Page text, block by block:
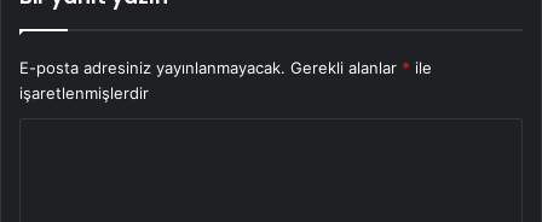
E-posta adresiniz yayınlanmayacak. Gerekli alanlar * ile
işaretlenmişlerdir